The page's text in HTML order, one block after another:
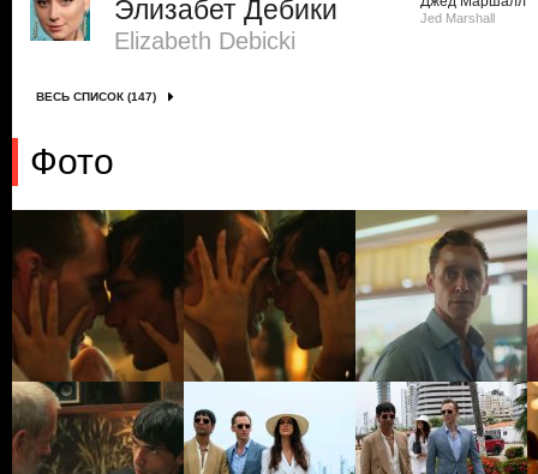
Элизабет Дебики
Elizabeth Debicki
Jed Marshall
ВЕСЬ СПИСОК (147)
Фото